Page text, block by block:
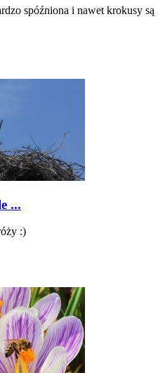
spóźniona i nawet krokusy są
...
:)